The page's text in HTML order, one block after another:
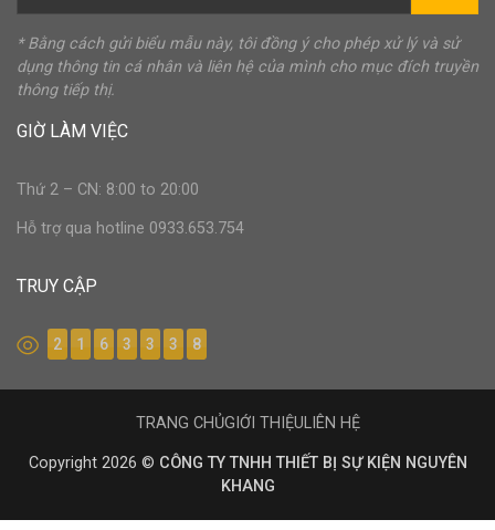
* Bằng cách gửi biểu mẫu này, tôi đồng ý cho phép xử lý và sử
dụng thông tin cá nhân và liên hệ của mình cho mục đích truyền
thông tiếp thị.
GIỜ LÀM VIỆC
Thứ 2 – CN: 8:00 to 20:00
Hỗ trợ qua hotline 0933.653.754
TRUY CẬP
2 1 6 3 3 3 8
Copyright 2026 © CÔNG TY TNHH THIẾT BỊ SỰ KIỆN NGUYÊN
KHANG
TRANG CHỦGIỚI THIỆULIÊN HỆ